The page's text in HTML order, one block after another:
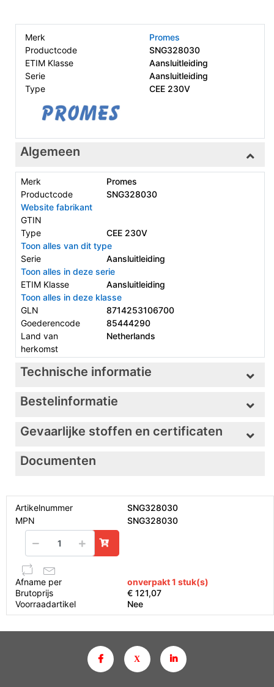
Merk
Promes
Productcode
SNG328030
ETIM Klasse
Aansluitleiding
Serie
Aansluitleiding
Type
CEE 230V
Algemeen
Merk
Promes
Productcode
SNG328030
Website fabrikant
GTIN
Type
CEE 230V
Toon alles van dit type
Serie
Aansluitleiding
Toon alles in deze serie
ETIM Klasse
Aansluitleiding
Toon alles in deze klasse
GLN
8714253106700
Goederencode
85444290
Land van
herkomst
Netherlands
Technische informatie
Bestelinformatie
Gevaarlijke stoffen en certificaten
Documenten
Artikelnummer
SNG328030
MPN
SNG328030
Afname per
onverpakt 1 stuk(s)
Brutoprijs
€ 121,07
Voorraadartikel
Nee